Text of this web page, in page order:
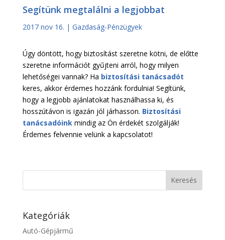
Segítünk megtalálni a legjobbat
2017 nov 16. | Gazdaság-Pénzügyek
Úgy döntött, hogy biztosítást szeretne kötni, de előtte
szeretne információt gyűjteni arról, hogy milyen
lehetőségei vannak? Ha biztosítási tanácsadót
keres, akkor érdemes hozzánk fordulnia! Segítünk,
hogy a legjobb ajánlatokat használhassa ki, és
hosszútávon is igazán jól járhasson. Biztosítási
tanácsadóinkmindig az Ön érdekét szolgálják!
Érdemes felvennie velünk a kapcsolatot!
Kategóriák
Autó-Gépjármű